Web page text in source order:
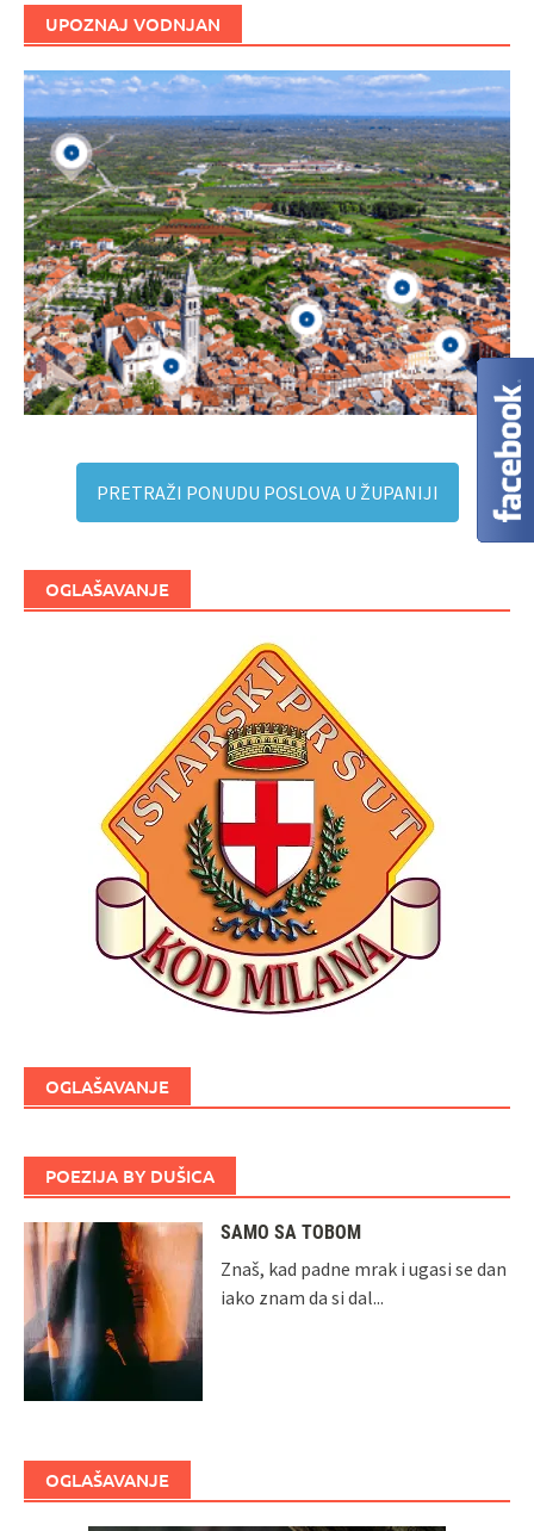
UPOZNAJ VODNJAN
PRETRAŽI PONUDU POSLOVA U ŽUPANIJI
OGLAŠAVANJE
OGLAŠAVANJE
POEZIJA BY DUŠICA
SAMO SA TOBOM
Znaš, kad padne mrak i ugasi se dan
iako znam da si dal...
OGLAŠAVANJE